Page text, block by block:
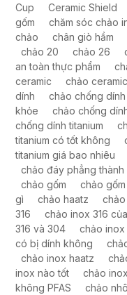
Cup
Ceramic Shield
gốm
chăm sóc chảo
chảo
chân giò hầm
chảo 20
chảo 26
an toàn thực phẩm
ceramic
chảo
dính
chảo chống
khỏe
chảo chống
chống dính titanium
titanium có tốt không
titanium giá bao nhiêu
chảo đáy phẳng thành
chảo gốm
chảo
gì
chảo haatz
316
chảo inox 316
316 và 304
chảo
có bị dính không
chảo inox haatz
inox nào tốt
chảo
không PFAS
chảo